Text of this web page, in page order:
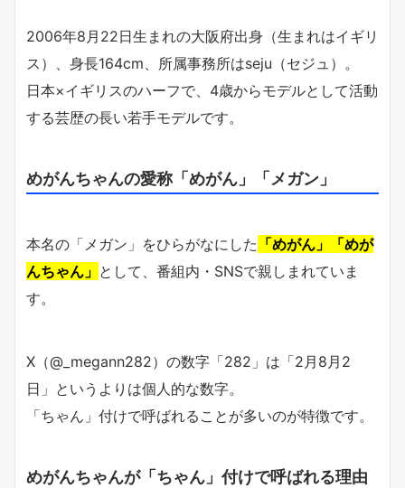
2006年8月22日生まれの大阪府出身（生まれはイギリ
ス）、身長164cm、所属事務所はseju（セジュ）。
日本×イギリスのハーフで、4歳からモデルとして活動
する芸歴の長い若手モデルです。
めがんちゃんの愛称「めがん」「メガン」
本名の「メガン」をひらがなにした 「めがん」「めが
んちゃん」 として、番組内・SNSで親しまれていま
す。
X（@_megann282）の数字「282」は「2月8月2
日」というよりは個人的な数字。
「ちゃん」付けで呼ばれることが多いのが特徴です。
めがんちゃんが「ちゃん」付けで呼ばれる理由